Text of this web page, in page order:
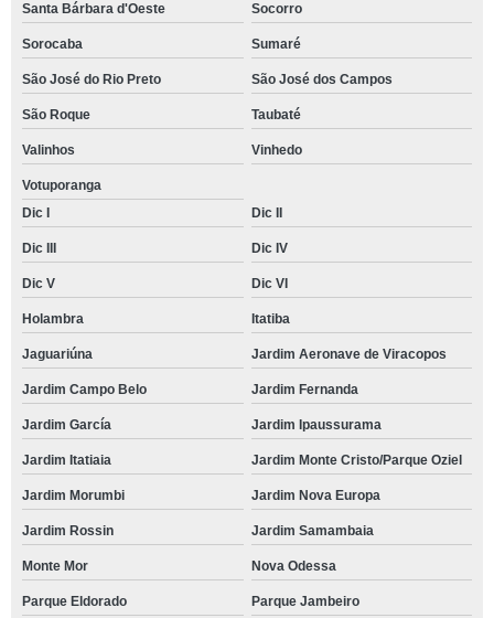
Santa Bárbara d'Oeste Socorro
Sorocaba Sumaré
São José do Rio Preto São José dos Campos
São Roque Taubaté
Valinhos Vinhedo
Votuporanga
Dic I
Dic II
Dic III Dic IV
Dic V Dic VI
Holambra Itatiba
Jaguariúna Jardim Aeronave de Viracopos
Jardim Campo Belo Jardim Fernanda
Jardim García Jardim Ipaussurama
Jardim Itatiaia Jardim Monte Cristo/Parque Oziel
Jardim Morumbi Jardim Nova Europa
Jardim Rossin Jardim Samambaia
Monte Mor Nova Odessa
Parque Eldorado Parque Jambeiro